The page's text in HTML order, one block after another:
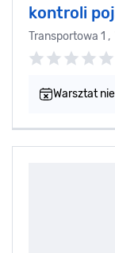
kontroli
Transportowa 1
Warsztat